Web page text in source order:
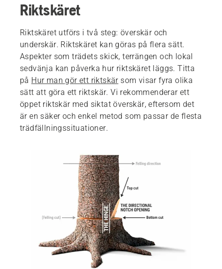
Riktskäret
Riktskäret utförs i två steg: överskär och
underskär. Riktskäret kan göras på flera sätt.
Aspekter som trädets skick, terrängen och lokal
sedvänja kan påverka hur riktskäret läggs. Titta
på Hur man gör ett riktskärsom visar fyra olika
sätt att göra ett riktskär. Vi rekommenderar ett
öppet riktskär med siktat överskär, eftersom det
är en säker och enkel metod som passar de flesta
trädfällningssituationer.